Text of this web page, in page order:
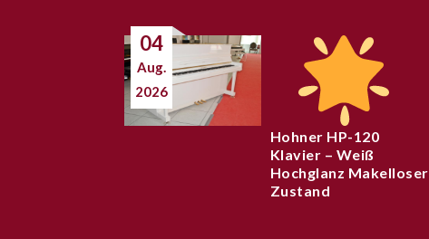
04
Aug.
2026
Hohner HP-120
Klavier – Weiß
Hochglanz Makelloser
Zustand